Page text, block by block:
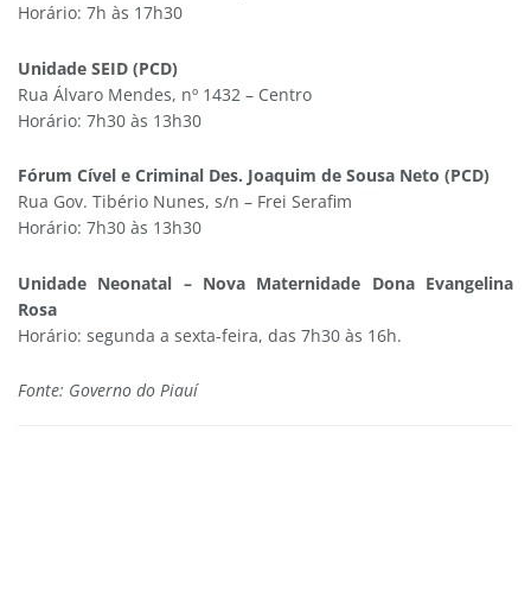
Horário: 7h às 17h30
Unidade SEID (PCD)
Rua Álvaro Mendes, nº 1432 – Centro
Horário: 7h30 às 13h30
Fórum Cível e Criminal Des. Joaquim de Sousa Neto (PCD)
Rua Gov. Tibério Nunes, s/n – Frei Serafim
Horário: 7h30 às 13h30
Unidade Neonatal – Nova Maternidade Dona Evangelina
Rosa
Horário: segunda a sexta-feira, das 7h30 às 16h.
Fonte: Governo do Piauí